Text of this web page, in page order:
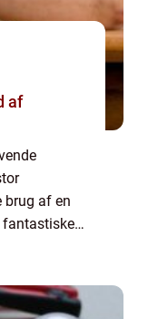
brug af en
fantastiske